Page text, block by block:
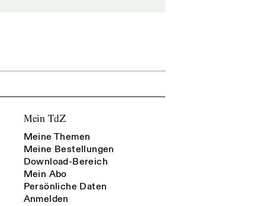
Mein TdZ
Meine Themen
Meine Bestellungen
Download-Bereich
Mein Abo
Persönliche Daten
Anmelden